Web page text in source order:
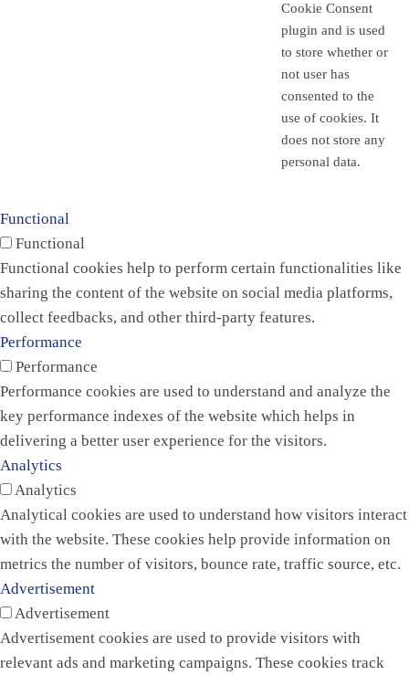
Cookie Consent
plugin and is used
to store whether or
not user has
consented to the
use of cookies. It
does not store any
personal data.
Functional
Functional
Functional cookies help to perform certain functionalities like
sharing the content of the website on social media platforms,
collect feedbacks, and other third-party features.
Performance
Performance
Performance cookies are used to understand and analyze the
key performance indexes of the website which helps in
delivering a better user experience for the visitors.
Analytics
Analytics
Analytical cookies are used to understand how visitors interact
with the website. These cookies help provide information on
metrics the number of visitors, bounce rate, traffic source, etc.
Advertisement
Advertisement
Advertisement cookies are used to provide visitors with
relevant ads and marketing campaigns. These cookies track